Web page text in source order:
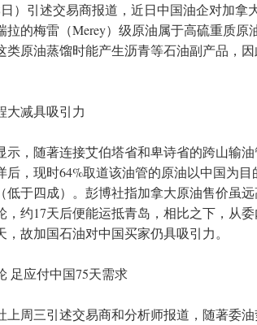
）引述交易商报道，近日中国油企对加拿
拉的梅雷（Merey）级原油属于高硫重质原
类原油蒸馏时能产生沥青等石油副产品，
大减具吸引力
示，随著连接艾伯塔省和卑诗省的跨山输
后，现时64%取道该油管的原油以中国为
低于四成）。彭博社指加拿大原油售价虽
，约17天后便能运抵青岛，相比之下，从
，故加国石油对中国买家仍具吸引力。
足应付中国75天需求
上周三引述交易商和分析师报道，随著委